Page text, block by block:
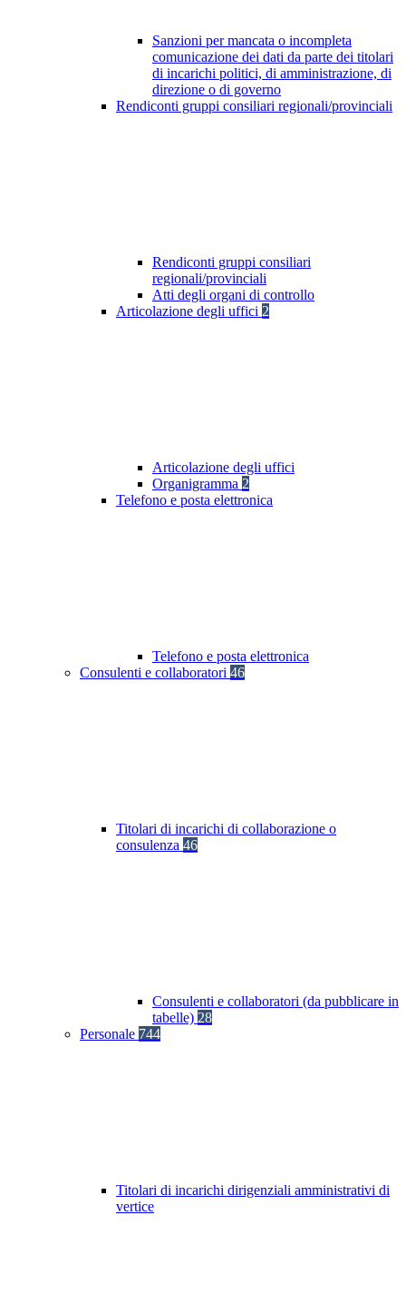
Sanzioni per mancata o incompleta
comunicazione dei dati da parte dei titolari
di incarichi politici, di amministrazione, di
direzione o di governo
Rendiconti gruppi consiliari regionali/provinciali
Rendiconti gruppi consiliari
regionali/provinciali
Atti degli organi di controllo
Articolazione degli uffici 2
Articolazione degli uffici
Organigramma 2
Telefono e posta elettronica
Telefono e posta elettronica
Consulenti e collaboratori 46
Titolari di incarichi di collaborazione o
consulenza 46
Consulenti e collaboratori (da pubblicare in
tabelle) 28
Personale 744
Titolari di incarichi dirigenziali amministrativi di
vertice